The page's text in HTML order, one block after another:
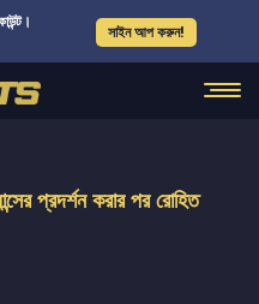
সাইন আপ করুন!
প্রদর্শন করার পর রোহিত